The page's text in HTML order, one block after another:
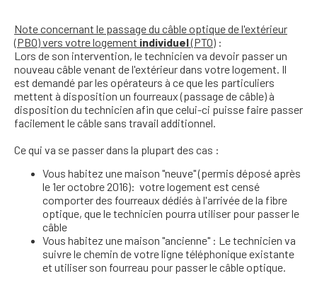
Note concernant le passage du câble optique de l'extérieur
(PBO) vers votre logement individuel(PTO) :
Lors de son intervention, le technicien va devoir passer un
nouveau câble venant de l'extérieur dans votre logement. Il
est demandé par les opérateurs à ce que les particuliers
mettent à disposition un fourreaux (passage de câble) à
disposition du technicien afin que celui-ci puisse faire passer
facilement le câble sans travail additionnel.
Ce qui va se passer dans la plupart des cas :
Vous habitez une maison "neuve" (permis déposé après
le 1er octobre 2016): votre logement est censé
comporter des fourreaux dédiés à l'arrivée de la fibre
optique, que le technicien pourra utiliser pour passer le
câble
Vous habitez une maison "ancienne" : Le technicien va
suivre le chemin de votre ligne téléphonique existante
et utiliser son fourreau pour passer le câble optique.